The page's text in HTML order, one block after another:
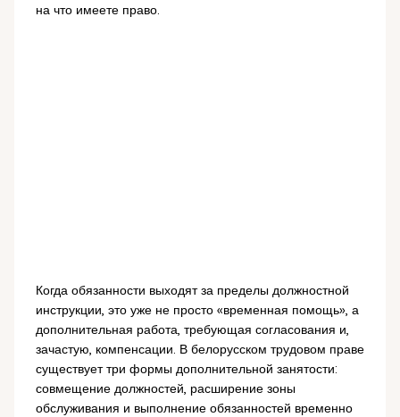
на что имеете право.
Когда обязанности выходят за пределы должностной
инструкции, это уже не просто «временная помощь», а
дополнительная работа, требующая согласования и,
зачастую, компенсации. В белорусском трудовом праве
существует три формы дополнительной занятости:
совмещение должностей, расширение зоны
обслуживания и выполнение обязанностей временно